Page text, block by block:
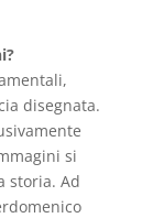
disegnata.
si
storia. Ad